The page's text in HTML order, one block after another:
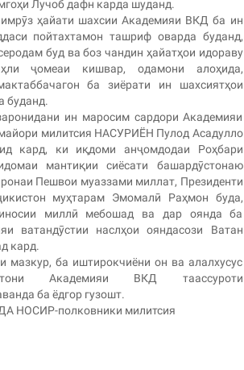
Лучоб дафн карда шуданд.
имрӯз ҳайати шахсии Академияи ВКД ба ин
пойтахтамон ташриф оварда буданд,
буд ва боз чандин ҳайатҳои идораву
ҷомеаи кишвар, одамони алоҳида,
ба зиёрати ин шахсиятҳои
буданд.
ин маросим сардори Академияи
милитсия НАСУРИЁН Пулод Асадулло
кард, ки иқдоми анҷомдодаи Роҳбари
мантиқии сиёсати башардӯстонаю
Пешвои муаззами миллат, Президенти
муҳтарам Эмомалӣ Раҳмон буда,
миллӣ мебошад ва дар оянда ба
ватандӯстии наслҳои ояндасози Ватан
кард.
мазкур, ба иштирокчиёни он ва алалхусус
Академияи ВКД таассуроти
ба ёдгор гузошт.
НОСИР-полковники милитсия